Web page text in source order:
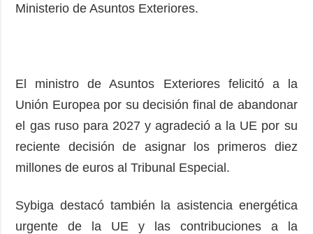
Ministerio de Asuntos Exteriores.
El ministro de Asuntos Exteriores felicitó a la
Unión Europea por su decisión final de abandonar
el gas ruso para 2027 y agradeció a la UE por su
reciente decisión de asignar los primeros diez
millones de euros al Tribunal Especial.
Sybiga destacó también la asistencia energética
urgente de la UE y las contribuciones a la